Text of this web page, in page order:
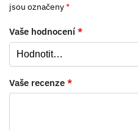
jsou označeny*
Vaše hodnocení *
Vaše recenze *